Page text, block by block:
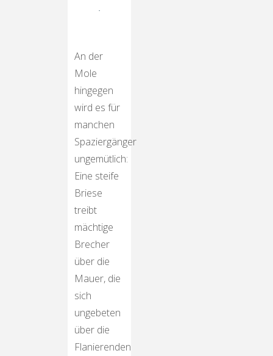
An der
Mole
hingegen
wird es für
manchen
Spaziergänger
ungemütlich:
Eine steife
Briese
treibt
mächtige
Brecher
über die
Mauer, die
sich
ungebeten
über die
Flanierenden